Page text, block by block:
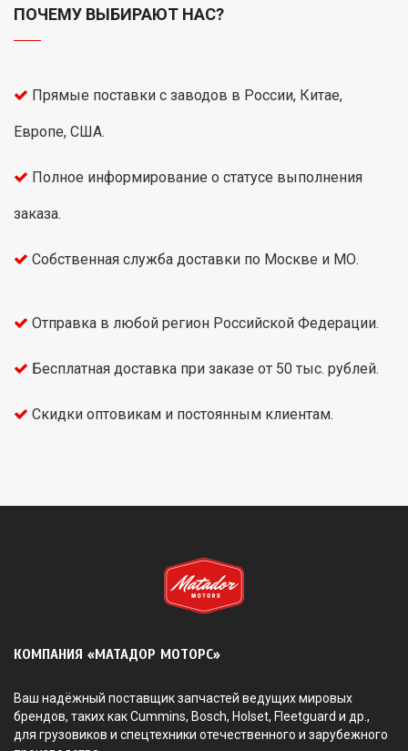
ПОЧЕМУ ВЫБИРАЮТ НАС?
Прямые поставки с заводов в России, Китае,
Европе, США.
Полное информирование о статусе выполнения
заказа.
Собственная служба доставки по Москве и МО.
Отправка в любой регион Российской Федерации.
Бесплатная доставка при заказе от 50 тыс. рублей.
Скидки оптовикам и постоянным клиентам.
КОМПАНИЯ «МАТАДОР МОТОРС»
Ваш надёжный поставщик запчастей ведущих мировых
брендов, таких как Cummins, Bosch, Holset, Fleetguard и др.,
для грузовиков и спецтехники отечественного и зарубежного